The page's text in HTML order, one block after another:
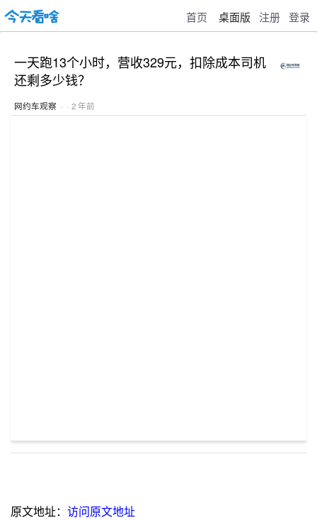
首页 桌面版 注册 登录
一天跑13个小时，营收329元，扣除成本司机
还剩多少钱？
网约车观察 · · 2 年前
原文地址： 访问原文地址